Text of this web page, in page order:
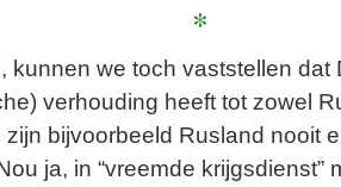
*
kunnen we toch vaststellen dat
verhouding heeft tot zowel
bijvoorbeeld Rusland nooit
ja, in “vreemde krijgsdienst”